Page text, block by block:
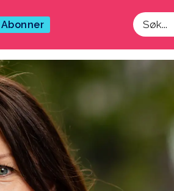
Abonner
Søk